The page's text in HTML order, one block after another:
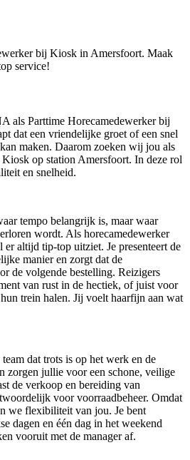
bij Kiosk in Amersfoort. Maak
service!
als Parttime Horecamedewerker bij
dat een vriendelijke groet of een snel
maken. Daarom zoeken wij jou als
op station Amersfoort. In deze rol
en snelheid.
tempo belangrijk is, maar waar
wordt. Als horecamedewerker
altijd tip-top uitziet. Je presenteert de
manier en zorgt dat de
de volgende bestelling. Reizigers
van rust in de hectiek, of juist voor
trein halen. Jij voelt haarfijn aan wat
dat trots is op het werk en de
zorgen jullie voor een schone, veilige
de verkoop en bereiding van
voor voorraadbeheer. Omdat
we flexibiliteit van jou. Je bent
dagen en één dag in het weekend
vooruit met de manager af.